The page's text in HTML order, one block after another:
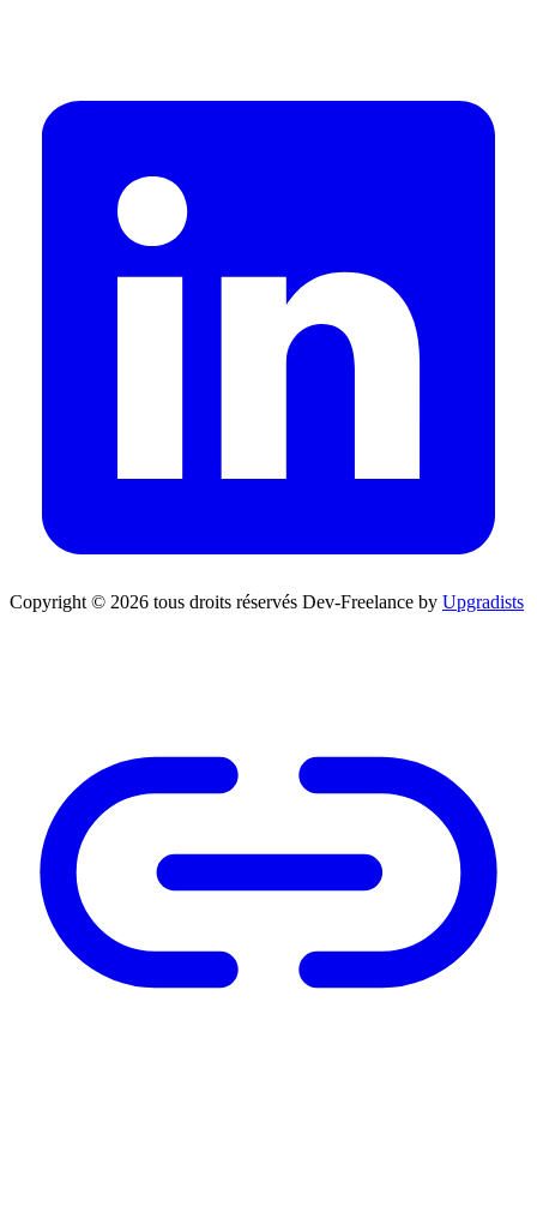
Copyright © 2026 tous droits réservés Dev-Freelance by Upgradists